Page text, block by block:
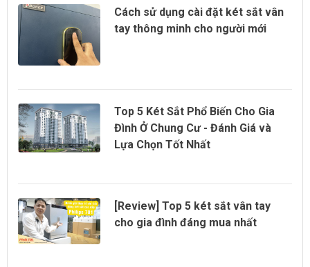
Cách sử dụng cài đặt két sắt vân
tay thông minh cho người mới
Top 5 Két Sắt Phổ Biến Cho Gia
Đình Ở Chung Cư - Đánh Giá và
Lựa Chọn Tốt Nhất
[Review] Top 5 két sắt vân tay
cho gia đình đáng mua nhất